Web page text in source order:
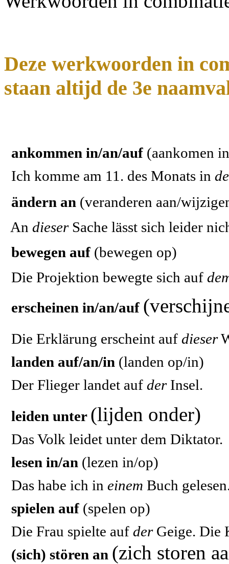
Deze werkwoorden in
staan altijd de 3e
ankommen in/an/auf (aankomen
Ich komme am 11. des Monats in
ändern an (veranderen aan/
An dieserSache lässt sich leider
bewegen auf (bewegen op)
Die Projektion bewegte sich auf
erscheinen in/an/auf
Die Erklärung erscheint auf dieser
landen auf/an/in (landen op/in)
Der Flieger landet auf derInsel.
leiden unter (lijden onder)
Das Volk leidet unter dem Diktator.
lesen in/an (lezen in/op)
Das habe ich in einem Buch
spielen auf (spelen op)
Die Frau spielte auf der Geige. Die
(sich) stören an (zich storen